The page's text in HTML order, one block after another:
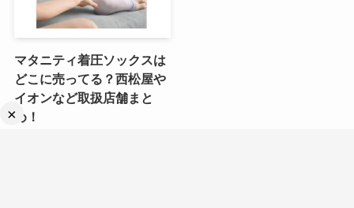
×
マタニティ着圧ソックスは
どこに売ってる？西松屋や
イオンなど取扱店舗まと
め！